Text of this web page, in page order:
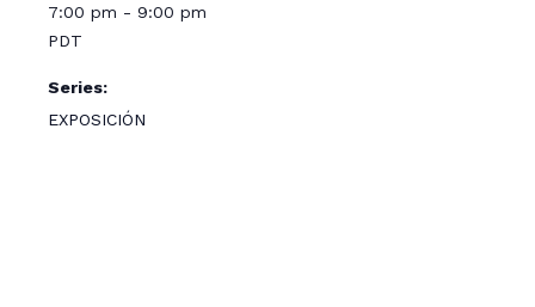
7:00 pm - 9:00 pm
PDT
Series:
EXPOSICIÓN